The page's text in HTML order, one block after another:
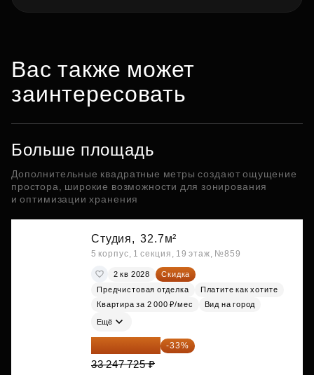
Вас также может
заинтересовать
Больше площадь
Дополнительные квадратные метры создают ощущение
простора, широкие возможности для зонирования
и оптимизации хранения
Студия, 32.7м²
5 корпус, 1 секция, 19 этаж, №859
2 кв 2028
Скидка
Предчистовая отделка
Платите как хотите
Квартира за 2 000 ₽/мес
Вид на город
Ещё
22 275 976 ₽ -33%
33 247 725 ₽